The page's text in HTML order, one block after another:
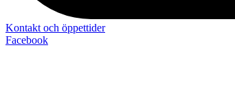
Kontakt och öppettider
Facebook